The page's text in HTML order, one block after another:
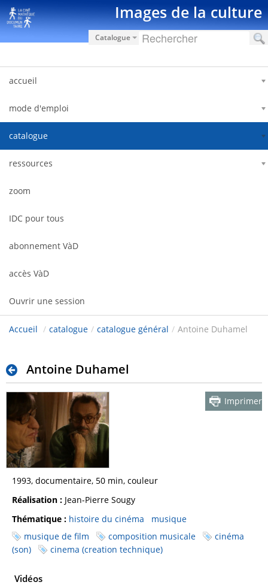
Saut au contenu Images de la culture
Catalogue
accueil
mode d'emploi
catalogue
ressources
zoom
IDC pour tous
abonnement VàD
accès VàD
Ouvrir une session
Accueil / catalogue / catalogue général / Antoine Duhamel
Antoine Duhamel
Imprimer
1993, documentaire, 50 min, couleur
Réalisation : Jean-Pierre Sougy
Thématique : histoire du cinéma
musique
musique de film
composition musicale
cinéma
(son)
cinema (creation technique)
Vidéos